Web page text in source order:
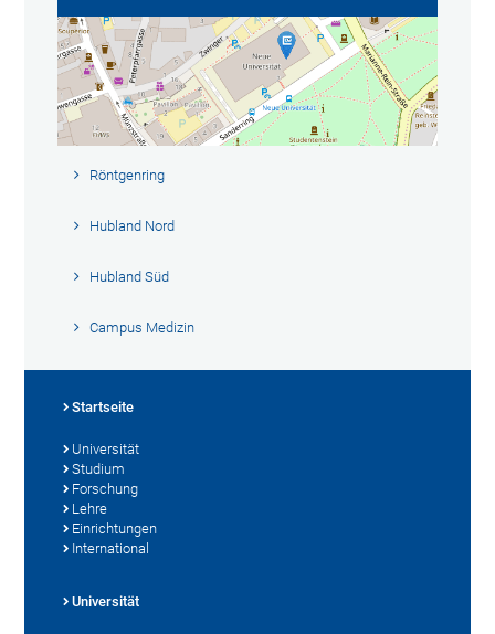
Röntgenring
Hubland Nord
Hubland Süd
Campus Medizin
Startseite
Universität
Studium
Forschung
Lehre
Einrichtungen
International
Universität